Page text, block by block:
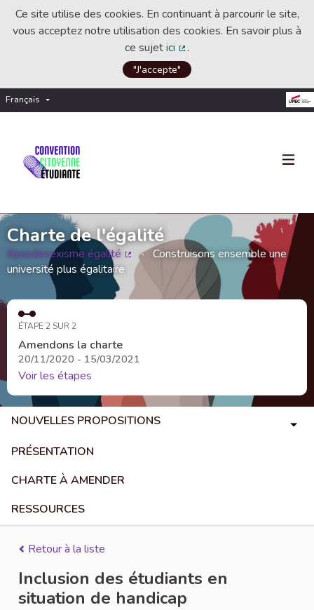
Ce site utilise des cookies. En continuant à parcourir le site,
vous acceptez notre utilisation des cookies. En savoir plus à
ce sujetici
(Lien externe)
.
"J'accepte"
Français Choisir la langue
Charte de l'égalité
#pasdesexisme égalité
(Lien externe)
Construisons ensemble une
université plus égalitaire
ÉTAPE 2 SUR 2
Amendons la charte
20/11/2020 - 15/03/2021
Voir les étapes
NOUVELLES PROPOSITIONS
PRÉSENTATION
CHARTE À AMENDER
RESSOURCES
Retour à la liste
Inclusion des étudiants en
situation de handicap